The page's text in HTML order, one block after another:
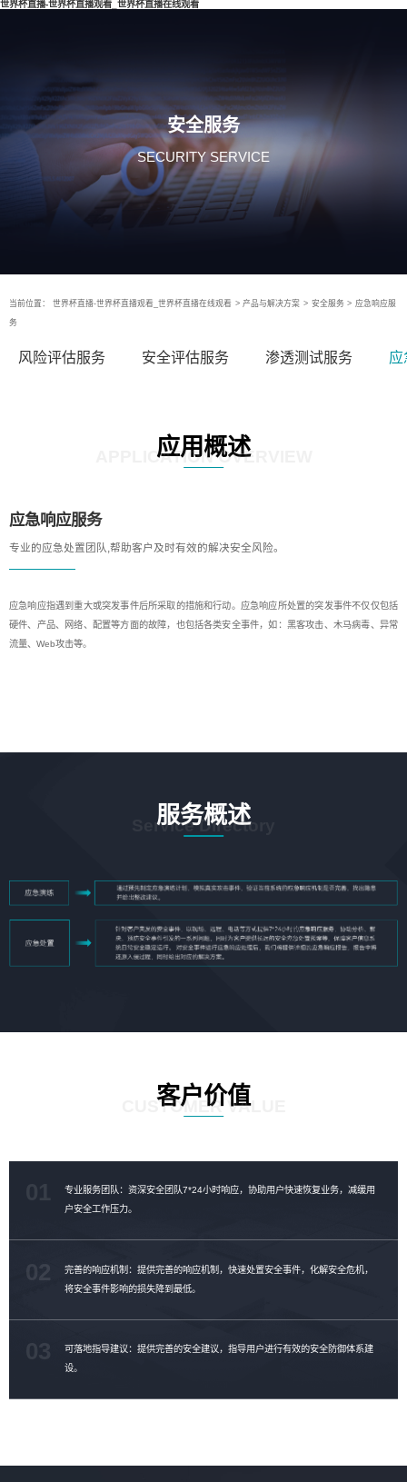
世界杯直播-世界杯直播观看_世界杯直播在线观看
安全服务
SECURITY SERVICE
当前位置： 世界杯直播-世界杯直播观看_世界杯直播在线观看 > 产品与解决方案 > 安全服务 > 应急响应服
务
风险评估服务 安全评估服务 渗透测试服务 应
应用概述
APPLICATION OVERVIEW
应急响应服务
专业的应急处置团队,帮助客户及时有效的解决安全风险。
应急响应指遇到重大或突发事件后所采取的措施和行动。应急响应所处置的突发事件不仅仅包括
硬件、产品、网络、配置等方面的故障，也包括各类安全事件，如：黑客攻击、木马病毒、异常
流量、Web攻击等。
服务概述
Service Directory
客户价值
CUSTOMER VALUE
专业服务团队：资深安全团队7*24小时响应，协助用户快速恢复业务，减缓用
户安全工作压力。
完善的响应机制：提供完善的响应机制，快速处置安全事件，化解安全危机，
将安全事件影响的损失降到最低。
02
可落地指导建议：提供完善的安全建议，指导用户进行有效的安全防御体系建
设。
03